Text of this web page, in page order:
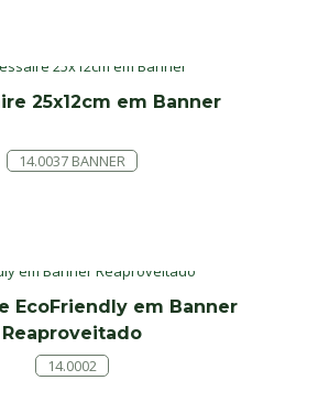
25x12cm em Banner
14.0037 BANNER
EcoFriendly em Banner
Reaproveitado
14.0002